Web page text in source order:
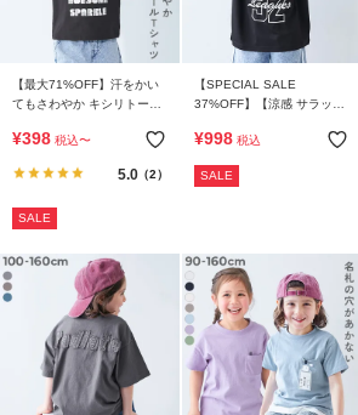
【最大71%OFF】汗をかい
てもさわやか キシリトール
ャツ
¥398 税込〜
5.0（2）
SALE
【SPECIAL SALE
37%OFF】【涼感 サラッと
ナンバリングプリント 半袖
¥998 税込
SALE